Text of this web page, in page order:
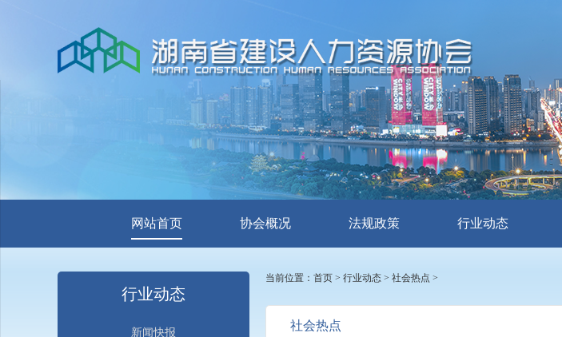
网站首页 协会概况 法规政策 行业动态
行业动态
新闻快报
当前位置： 首页 > 行业动态 > 社会热点 >
社会热点